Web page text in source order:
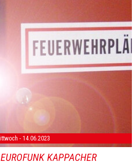
- 14.06.2023
KAPPACHER